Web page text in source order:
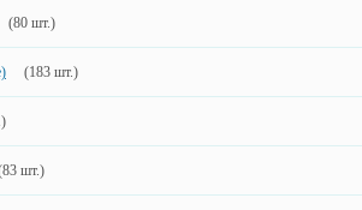
(80 шт.)
(183 шт.)
шт.)